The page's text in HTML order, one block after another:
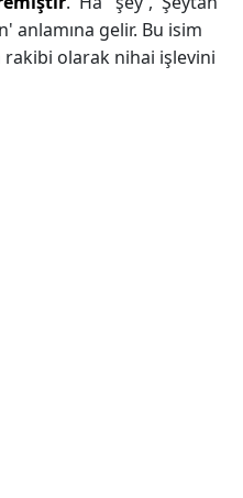
anlamına gelir. Bu isim
rakibi olarak nihai işlevini